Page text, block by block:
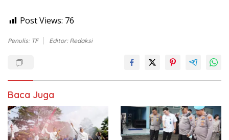
Post Views: 76
Penulis: TF Editor: Redaksi
Baca Juga